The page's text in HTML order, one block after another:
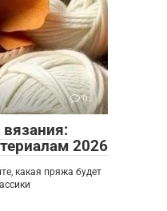
0
2026
какая пряжа будет